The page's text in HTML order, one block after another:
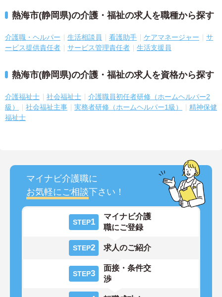
熱海市(静岡県)の介護・福祉の求人を職種から探す
介護職・ヘルパー 生活相談員 看護助手 ケアマネージャー
サ
ービス提供責任者
サービス管理責任者 生活支援員
熱海市(静岡県)の介護・福祉の求人を資格から探す
介護福祉士 社会福祉士
介護職員初任者研修（ホームヘルパー2
級）
社会福祉主事 実務者研修（ホームヘルパー1級）
精神保健
福祉士
マイナビ介護職に
お気軽にご相談下さい！
STEP1
マイナビ介護
職にご登録
STEP2 求人のご紹介
STEP3
面接・条件交
渉